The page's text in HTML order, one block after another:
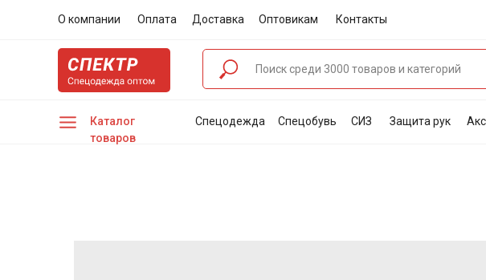
О компании Оплата Доставка Оптовикам Контакты
Каталог
товаров
Спецодежда Спецобувь СИЗ Защита рук